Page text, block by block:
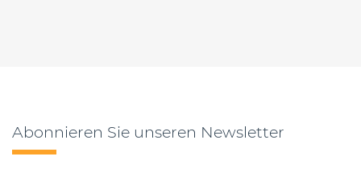
Abonnieren Sie unseren Newsletter